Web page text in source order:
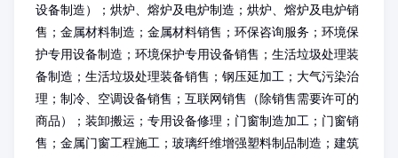
设备制造）；烘炉、熔炉及电炉制造；烘炉、熔炉及电炉销
售；金属材料制造；金属材料销售；环保咨询服务；环境保
护专用设备制造；环境保护专用设备销售；生活垃圾处理装
备制造；生活垃圾处理装备销售；钢压延加工；大气污染治
理；制冷、空调设备销售；互联网销售（除销售需要许可的
商品）；装卸搬运；专用设备修理；门窗制造加工；门窗销
售；金属门窗工程施工；玻璃纤维增强塑料制品制造；建筑